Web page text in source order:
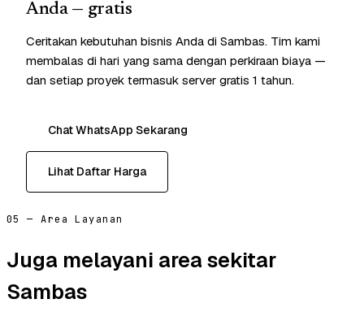
Anda — gratis
Ceritakan kebutuhan bisnis Anda di Sambas. Tim kami
membalas di hari yang sama dengan perkiraan biaya —
dan setiap proyek termasuk server gratis 1 tahun.
Chat WhatsApp Sekarang
Lihat Daftar Harga
05 — Area Layanan
Juga melayani area sekitar
Sambas